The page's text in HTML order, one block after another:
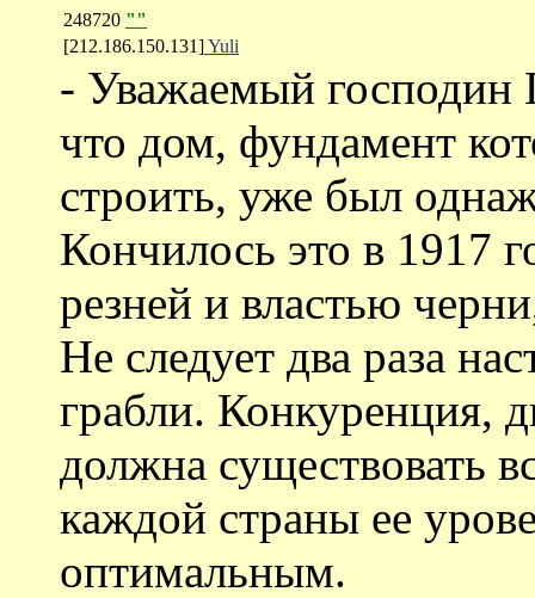
248720 ""
[212.186.150.131]Yuli
- Уважаемый господин
что дом, фундамент
строить, уже был
Кончилось это в 1917
резней и властью
Не следует два раза
грабли. Конкуренция,
должна существовать
каждой страны ее
оптимальным.